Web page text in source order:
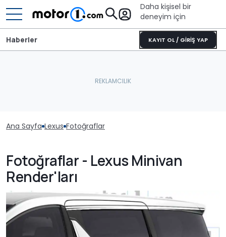
Daha kişisel bir
deneyim için
KAYIT OL / GİRİŞ YAP
Haberler
Ana Sayfa Lexus Fotoğraflar
Fotoğraflar - Lexus Minivan
Render'ları